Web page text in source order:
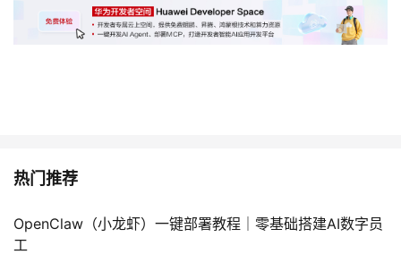
热门推荐
OpenClaw（小龙虾）一键部署教程｜零基础搭建AI数字员
工